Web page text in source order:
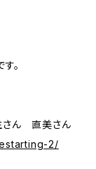
。
さん 直美さん
2/